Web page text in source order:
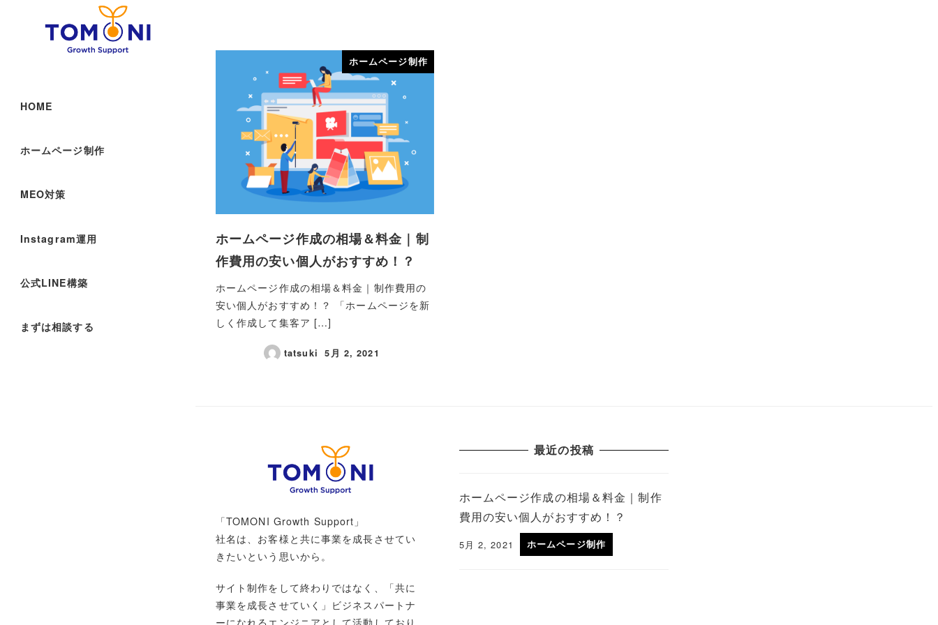
HOME
ホームページ制作
MEO対策
Instagram運用
公式LINE構築
まずは相談する
ホームページ制作
ホームページ作成の相場＆料金｜制
作費用の安い個人がおすすめ！？
ホームページ作成の相場＆料金｜制作費用の
安い個人がおすすめ！？ 「ホームページを新
しく作成して集客ア […]
tatsuki 5月 2, 2021
「TOMONI Growth Support」
社名は、お客様と共に事業を成長させてい
きたいという思いから。
サイト制作をして終わりではなく、「共に
事業を成長させていく」ビジネスパートナ
ーになれるエンジニアとして活動しており
最近の投稿
ホームページ作成の相場＆料金｜制作
費用の安い個人がおすすめ！？
5月 2, 2021 ホームページ制作